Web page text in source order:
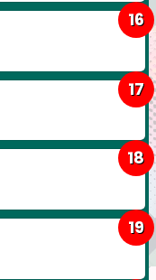
16
17
18
19